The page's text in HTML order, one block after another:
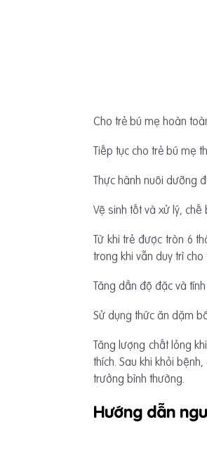
Cho trẻ bú mẹ hoàn
Tiếp tục cho trẻ bú mẹ
Thực hành nuôi dưỡng
Vệ sinh tốt và xử lý,
Từ khi trẻ được tròn 6
trong khi vẫn duy trì
Tăng dần độ đặc và
Sử dụng thức ăn dặm
Tăng lượng chất lỏng
thích. Sau khi khỏi
trưởng bình thường.
Hướng dẫn